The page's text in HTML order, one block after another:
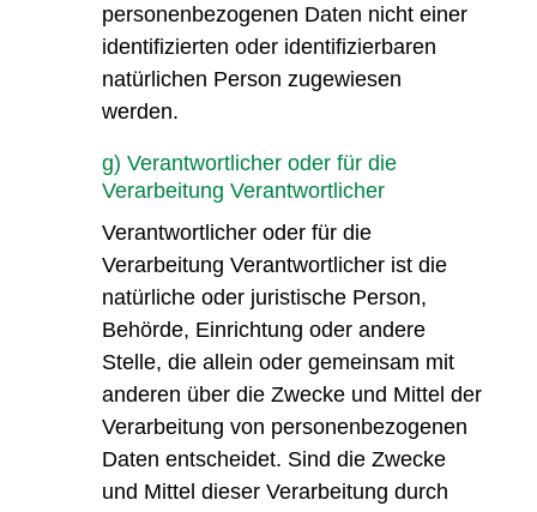
personenbezogenen Daten nicht einer
identifizierten oder identifizierbaren
natürlichen Person zugewiesen
werden.
g) Verantwortlicher oder für die
Verarbeitung Verantwortlicher
Verantwortlicher oder für die
Verarbeitung Verantwortlicher ist die
natürliche oder juristische Person,
Behörde, Einrichtung oder andere
Stelle, die allein oder gemeinsam mit
anderen über die Zwecke und Mittel der
Verarbeitung von personenbezogenen
Daten entscheidet. Sind die Zwecke
und Mittel dieser Verarbeitung durch